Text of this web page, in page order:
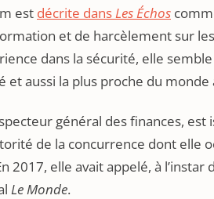
est décrite dansLes Échos
et de harcèlement sur
dans la sécurité, elle
et aussi la plus proche du monde
général des finances,
de la concurrence dont elle
2017, elle avait appelé, à l’instar
Le Monde.